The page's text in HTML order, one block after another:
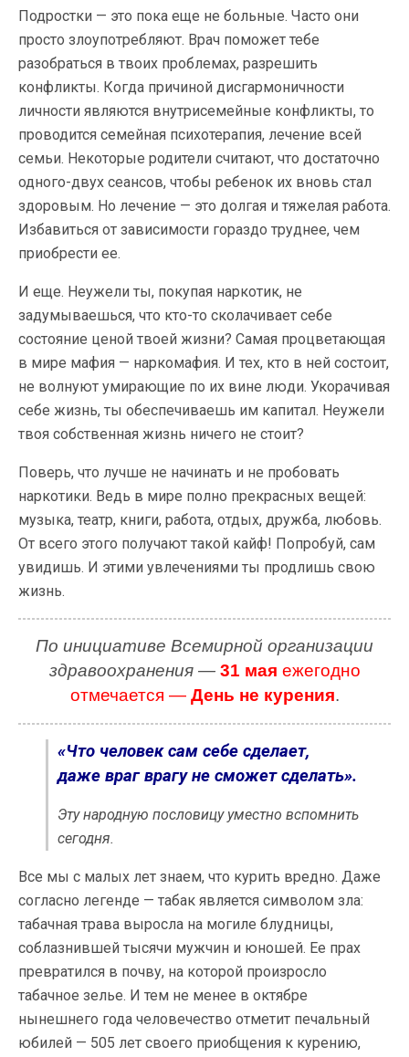
Подростки — это пока еще не больные. Часто они
просто злоупотребляют. Врач поможет тебе
разобраться в твоих проблемах, разрешить
конфликты. Когда причиной дисгармоничности
личности являются внутрисемейные конфликты, то
проводится семейная психотерапия, лечение всей
семьи. Некоторые родители считают, что достаточно
одного-двух сеансов, чтобы ребенок их вновь стал
здоровым. Но лечение — это долгая и тяжелая работа.
Избавиться от зависимости гораздо труднее, чем
приобрести ее.
И еще. Неужели ты, покупая наркотик, не
задумываешься, что кто-то сколачивает себе
состояние ценой твоей жизни? Самая процветающая
в мире мафия — наркомафия. И тех, кто в ней состоит,
не волнуют умирающие по их вине люди. Укорачивая
себе жизнь, ты обеспечиваешь им капитал. Неужели
твоя собственная жизнь ничего не стоит?
Поверь, что лучше не начинать и не пробовать
наркотики. Ведь в мире полно прекрасных вещей:
музыка, театр, книги, работа, отдых, дружба, любовь.
От всего этого получают такой кайф! Попробуй, сам
увидишь. И этими увлечениями ты продлишь свою
жизнь.
По инициативе Всемирной организации
здравоохранения — 31 мая ежегодно
отмечается — День не курения.
«Что человек сам себе сделает,
даже врагврагу не сможет сделать».
Эту народную пословицу уместно вспомнить
сегодня.
Все мы с малых лет знаем, что курить вредно. Даже
согласно легенде — табак является символом зла:
табачная трава выросла на могиле блудницы,
соблазнившей тысячи мужчин и юношей. Ее прах
превратился в почву, на которой произросло
табачное зелье. И тем не менее в октябре
нынешнего года человечество отметит печальный
юбилей — 505 лет своего приобщения к курению,